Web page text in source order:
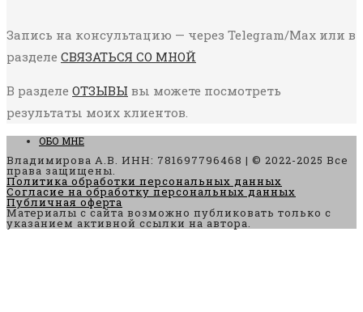
Запись на консультацию — через Telegram/Max или в
разделе СВЯЗАТЬСЯ СО МНОЙ
В разделе ОТЗЫВЫ вы можете посмотреть
результаты моих клиентов.
ОБО МНЕ
Владимирова А.В. ИНН: 781697796468 | © 2022-2025 Все
права защищены.
Политика обработки персональных данных
Согласие на обработку персональных данных
Публичная оферта
Материалы с сайта возможно публиковать только с
указанием активной ссылки на автора.